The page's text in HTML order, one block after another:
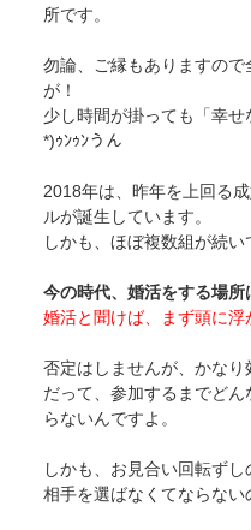
所です。
勿論、ご縁もありますの
が！
少し時間が掛っても「幸
*)ｩﾝｩﾝうん
2018年は、昨年を上回る
ルが誕生しています。
しかも、ほぼ複数組が続
今の時代、婚活をする場所
婚活と聞けば、まず頭に浮
否定はしませんが、かなり
だって、参加するまでど
らないんですよ。
しかも、お見合い回転ず
相手を選ばなくてならない